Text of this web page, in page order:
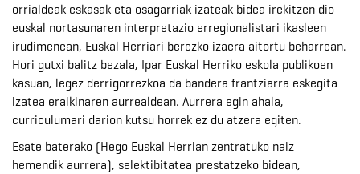
orrialdeak eskasak eta osagarriak izateak bidea irekitzen dio
euskal nortasunaren interpretazio erregionalistari ikasleen
irudimenean, Euskal Herriari berezko izaera aitortu beharrean.
Hori gutxi balitz bezala, Ipar Euskal Herriko eskola publikoen
kasuan, legez derrigorrezkoa da bandera frantziarra eskegita
izatea eraikinaren aurrealdean. Aurrera egin ahala,
curriculumari darion kutsu horrek ez du atzera egiten.
Esate baterako (Hego Euskal Herrian zentratuko naiz
hemendik aurrera), selektibitatea prestatzeko bidean,